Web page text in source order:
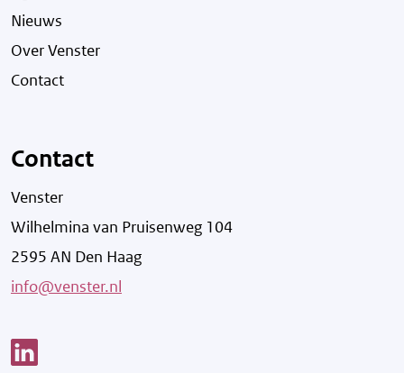
Nieuws
Over Venster
Contact
Contact
Venster
Wilhelmina van Pruisenweg 104
2595 AN Den Haag
info@venster.nl